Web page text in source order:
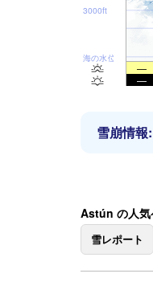
海の水位
3000ft
—
—
雪崩情報:
Astún の人気
雪レポート